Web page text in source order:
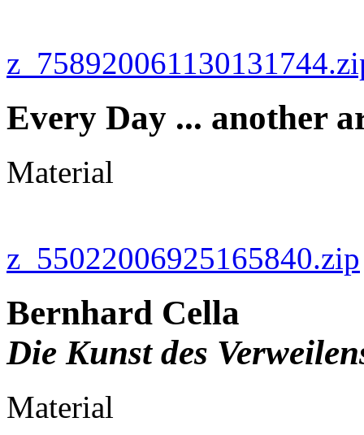
Every Day ... another
Material
z_55022006925165840.zip
Bernhard Cella
Die Kunst des
Material